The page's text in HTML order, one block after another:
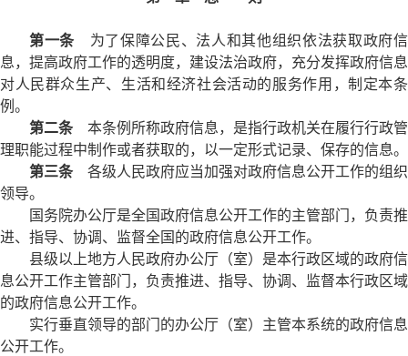
第一条 为了保障公民、法人和其他组织依法获取政府信
息，提高政府工作的透明度，建设法治政府，充分发挥政府信息
对人民群众生产、生活和经济社会活动的服务作用，制定本条
例。
第二条 本条例所称政府信息，是指行政机关在履行行政管
理职能过程中制作或者获取的，以一定形式记录、保存的信息。
第三条各级人民政府应当加强对政府信息公开工作的组织
领导。
国务院办公厅是全国政府信息公开工作的主管部门，负责推
进、指导、协调、监督全国的政府信息公开工作。
县级以上地方人民政府办公厅（室）是本行政区域的政府信
息公开工作主管部门，负责推进、指导、协调、监督本行政区域
的政府信息公开工作。
实行垂直领导的部门的办公厅（室）主管本系统的政府信息
公开工作。